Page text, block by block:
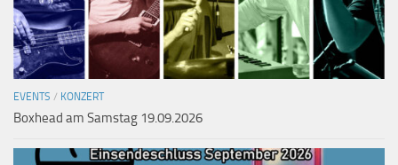
EVENTS / KONZERT
Boxhead am Samstag 19.09.2026